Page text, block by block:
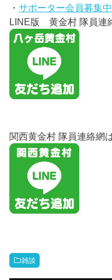
・サポーター会員募集中
LINE版 黄金村 隊員連
関西黄金村 隊員連絡網
雑談